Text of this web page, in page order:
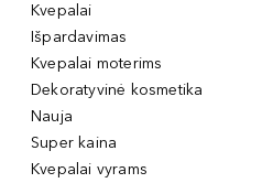
Kvepalai
Išpardavimas
Kvepalai moterims
Dekoratyvinė kosmetika
Nauja
Super kaina
Kvepalai vyrams